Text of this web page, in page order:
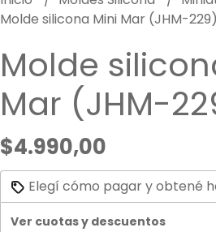
Molde silicona Mini Mar (JHM-229)
Molde
Mar (JHM-
$4.990,00
Elegí cómo pagar y obtené
Ver cuotas y descuentos